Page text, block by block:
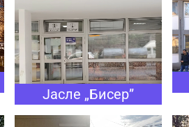
Јасле „Бисер”